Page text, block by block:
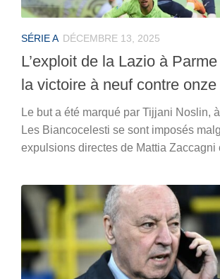
SÉRIE A DÉCEMBRE 13, 2025
L’exploit de la Lazio à
la victoire à neuf contre onze
Le but a été marqué par Tijjani Noslin,
Les Biancocelesti se sont imposés
expulsions directes de Mattia Zaccagni